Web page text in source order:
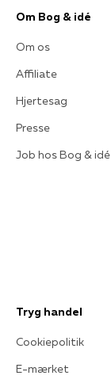
Om Bog & idé
Om os
Affiliate
Hjertesag
Presse
Job hos Bog & idé
Tryg handel
Cookiepolitik
E-mærket